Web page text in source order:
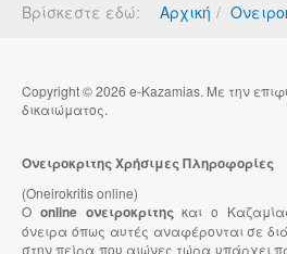
Βρίσκεστε εδώ: Αρχική
Copyright © 2026 e-Kazamias. Με την
δικαιώματος.
Ονειροκριτης Χρήσιμες Πληροφορίες
(Oneirokritis online)
Ο online ονειροκριτηςκαι ο
όνειρα όπως αυτές αναφέρονται σε
στην πείρα που αιώνες τώρα υπάρχει